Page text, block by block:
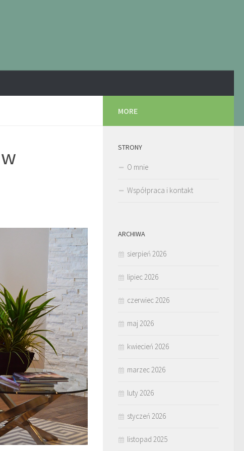
MORE
STRONY
O mnie
Współpraca i kontakt
ARCHIWA
sierpień 2026
lipiec 2026
czerwiec 2026
maj 2026
kwiecień 2026
marzec 2026
luty 2026
styczeń 2026
listopad 2025